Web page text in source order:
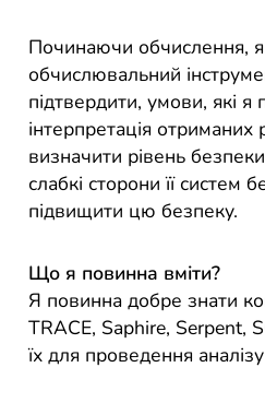
Починаючи обчислення,
обчислювальний
підтвердити, умови, які
інтерпретація
визначити рівень
слабкі сторони її
підвищити цю безпеку.
Що я повинна вміти?
Я повинна добре знати
TRACE, Saphire, Serpent,
їх для проведення